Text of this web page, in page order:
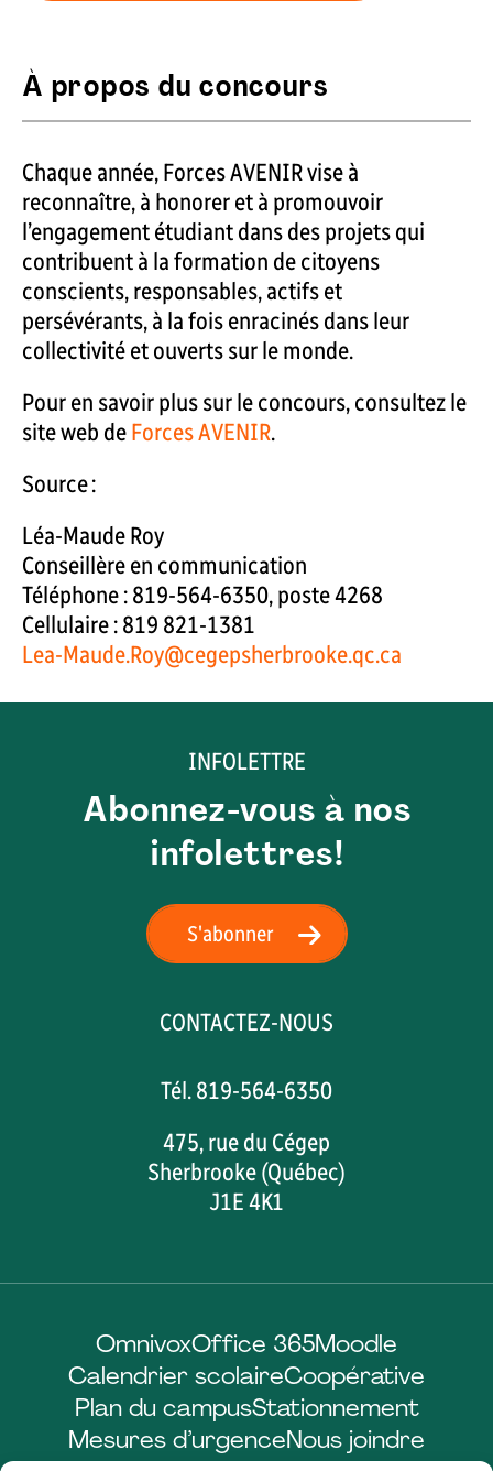
À propos du concours
Chaque année, Forces AVENIR vise à
reconnaître, à honorer et à promouvoir
l’engagement étudiant dans des projets qui
contribuent à la formation de citoyens
conscients, responsables, actifs et
persévérants, à la fois enracinés dans leur
collectivité et ouverts sur le monde.
Pour en savoir plus sur le concours, consultez le
site web deForces AVENIR.
Source :
Léa-Maude Roy
Conseillère en communication
Téléphone : 819-564-6350, poste 4268
Cellulaire : 819 821-1381
Lea-Maude.Roy@cegepsherbrooke.qc.ca
INFOLETTRE
Abonnez-vous à nos
infolettres!
S'abonner
CONTACTEZ-NOUS
Tél. 819-564-6350
475, rue du Cégep
Sherbrooke (Québec)
J1E 4K1
OmnivoxOffice 365Moodle
Calendrier scolaireCoopérative
Plan du campusStationnement
Mesures d’urgenceNous joindre